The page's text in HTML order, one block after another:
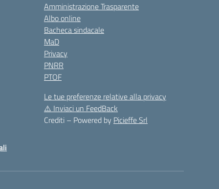
Amministrazione Trasparente
Albo online
Bacheca sindacale
MaD
Privacy
PNRR
PTOF
Le tue preferenze relative alla privacy
⚠️ Inviaci un FeedBack
Crediti – Powered by Picieffe Srl